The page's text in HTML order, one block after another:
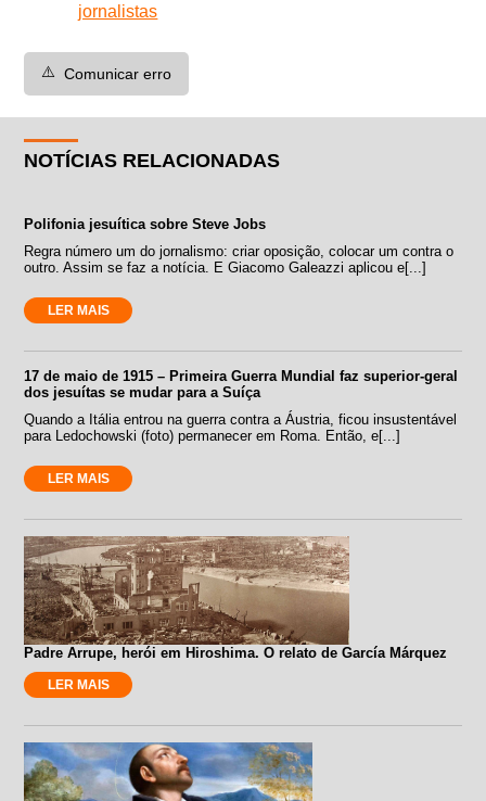
jornalistas
⚠️ Comunicar erro
NOTÍCIAS RELACIONADAS
Polifonia jesuítica sobre Steve Jobs
Regra número um do jornalismo: criar oposição, colocar um contra o
outro. Assim se faz a notícia. E Giacomo Galeazzi aplicou e[...]
LER MAIS
17 de maio de 1915 – Primeira Guerra Mundial faz superior-geral
dos jesuítas se mudar para a Suíça
Quando a Itália entrou na guerra contra a Áustria, ficou insustentável
para Ledochowski (foto) permanecer em Roma. Então, e[...]
LER MAIS
Padre Arrupe, herói em Hiroshima. O relato de García Márquez
LER MAIS